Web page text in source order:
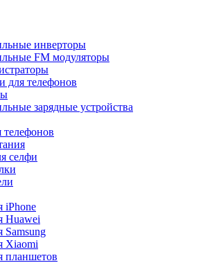
инверторы
FM модуляторы
для телефонов
зарядные устройства
телефонов
селфи
iPhone
Huawei
Samsung
Xiaomi
планшетов